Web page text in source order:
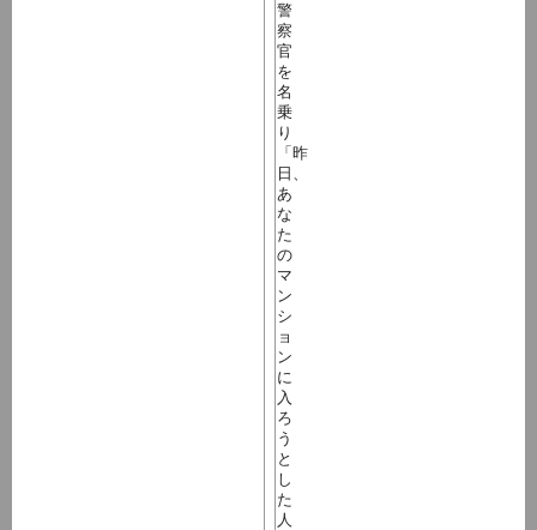
警
察
官
を
名
乗
り
「昨
日、
あ
な
た
の
マ
ン
シ
ョ
ン
に
入
ろ
う
と
し
た
人